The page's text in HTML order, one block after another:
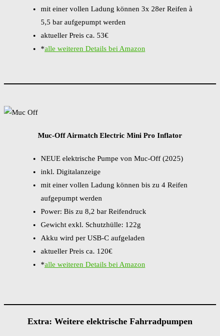
mit einer vollen Ladung können 3x 28er Reifen à
5,5 bar aufgepumpt werden
aktueller Preis ca. 53€
*alle weiteren Details bei Amazon
Muc-Off Airmatch Electric Mini Pro Inflator
NEUE elektrische Pumpe von Muc-Off (2025)
inkl. Digitalanzeige
mit einer vollen Ladung können bis zu 4 Reifen
aufgepumpt werden
Power: Bis zu 8,2 bar Reifendruck
Gewicht exkl. Schutzhülle: 122g
Akku wird per USB-C aufgeladen
aktueller Preis ca. 120€
*alle weiteren Details bei Amazon
Extra: Weitere elektrische Fahrradpumpen